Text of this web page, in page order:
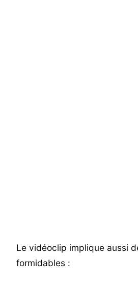
Le vidéoclip implique aussi
formidables :